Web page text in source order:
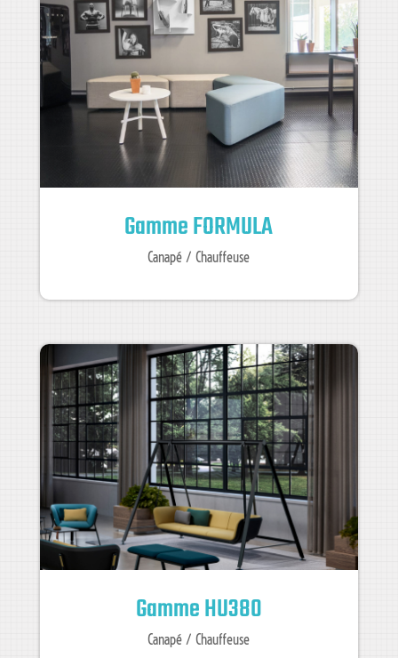
Gamme FORMULA
Canapé / Chauffeuse
Gamme HU380
Canapé / Chauffeuse